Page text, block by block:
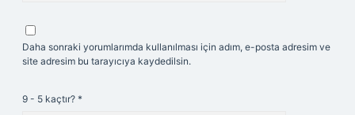
Daha sonraki yorumlarımda kullanılması için adım, e-posta adresim ve
site adresim bu tarayıcıya kaydedilsin.
9 - 5 kaçtır? *